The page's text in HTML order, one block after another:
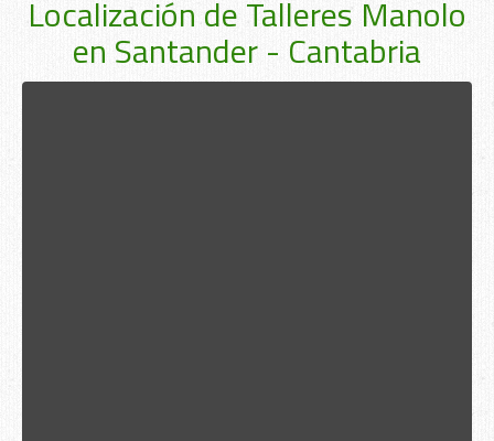
Localización de Talleres Manolo
en Santander - Cantabria